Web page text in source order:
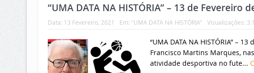
“UMA DATA NA HISTÓRIA” – 13 de Fevereiro
Data: 13 Fevereiro, 2021 Em: "UMA DATA NA HISTÓRIA" Visualizações:
“UMA DATA NA HISTÓRIA” –
Francisco Martins Marques,
atividade desportiva no fute...